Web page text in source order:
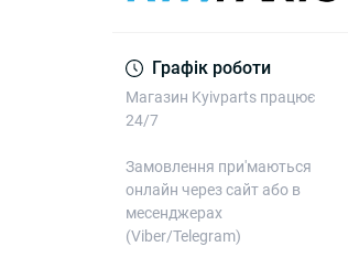
Графік роботи
Магазин Kyivparts працює
24/7
Замовлення при'маються
онлайн через сайт або в
месенджерах
(Viber/Telegram)